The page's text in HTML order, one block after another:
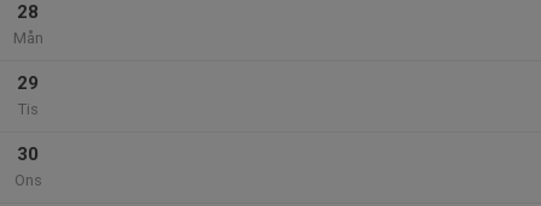
28
Mån
29
Tis
30
Ons